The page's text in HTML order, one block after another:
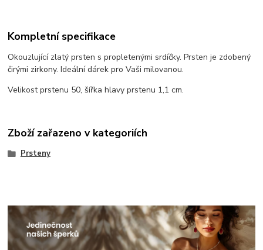
Kompletní specifikace
Okouzlující zlatý prsten s propletenými srdíčky. Prsten je zdobený
čirými zirkony. Ideální dárek pro Vaši milovanou.
Velikost prstenu 50, šířka hlavy prstenu 1,1 cm.
Zboží zařazeno v kategoriích
Prsteny